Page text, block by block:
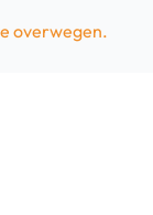
overwegen.